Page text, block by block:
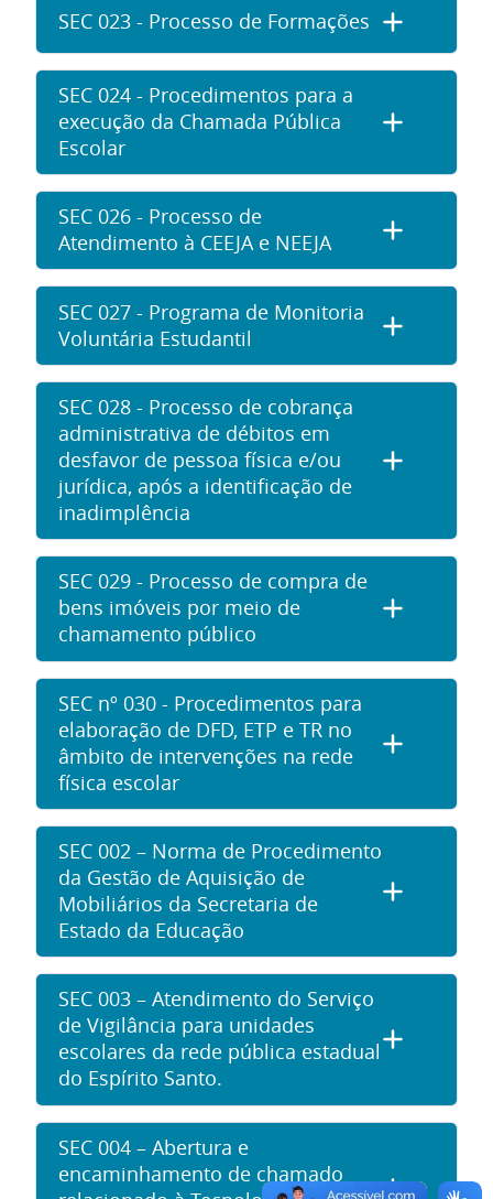
SEC 023 - Processo de Formações
SEC 024 - Procedimentos para a
execução da Chamada Pública
Escolar
SEC 026 - Processo de
Atendimento à CEEJA e NEEJA
SEC 027 - Programa de Monitoria
Voluntária Estudantil
SEC 028 - Processo de cobrança
administrativa de débitos em
desfavor de pessoa física e/ou
jurídica, após a identificação de
inadimplência
SEC 029 - Processo de compra de
bens imóveis por meio de
chamamento público
SEC nº 030 - Procedimentos para
elaboração de DFD, ETP e TR no
âmbito de intervenções na rede
física escolar
SEC 002 – Norma de Procedimento
da Gestão de Aquisição de
Mobiliários da Secretaria de
Estado da Educação
SEC 003 – Atendimento do Serviço
de Vigilância para unidades
escolares da rede pública estadual
do Espírito Santo.
SEC 004 – Abertura e
encaminhamento de chamado